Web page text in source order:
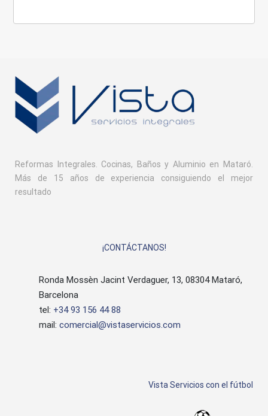
Reformas Integrales. Cocinas, Baños y Aluminio en Mataró.
Más de 15 años de experiencia consiguiendo el mejor
resultado
¡CONTÁCTANOS!
Ronda Mossèn Jacint Verdaguer, 13, 08304 Mataró,
Barcelona
tel: +34 93 156 44 88
mail: comercial@vistaservicios.com
Vista Servicios con el fútbol